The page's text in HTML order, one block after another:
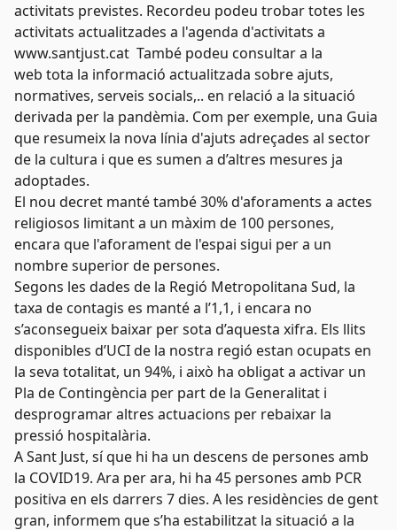
activitats previstes. Recordeu podeu trobar totes les
activitats actualitzades a l'agenda d'activitats a
www.santjust.cat També podeu consultar a la
web tota la informació actualitzada sobre ajuts,
normatives, serveis socials,.. en relació a la situació
derivada per la pandèmia. Com per exemple, una Guia
que resumeix la nova línia d'ajuts adreçades al sector
de la cultura i que es sumen a d’altres mesures ja
adoptades.
El nou decret manté també 30% d'aforaments a actes
religiosos limitant a un màxim de 100 persones,
encara que l'aforament de l'espai sigui per a un
nombre superior de persones.
Segons les dades de la Regió Metropolitana Sud, la
taxa de contagis es manté a l’1,1, i encara no
s’aconsegueix baixar per sota d’aquesta xifra. Els llits
disponibles d’UCI de la nostra regió estan ocupats en
la seva totalitat, un 94%, i això ha obligat a activar un
Pla de Contingència per part de la Generalitat i
desprogramar altres actuacions per rebaixar la
pressió hospitalària.
A Sant Just, sí que hi ha un descens de persones amb
la COVID19. Ara per ara, hi ha 45 persones amb PCR
positiva en els darrers 7 dies. A les residències de gent
gran, informem que s’ha estabilitzat la situació a la